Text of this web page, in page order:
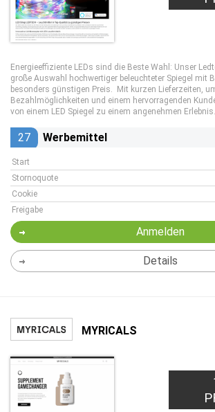
Energieeffiziente LEDs sind die Beste Wahl: Unser
große Auswahl hochwertiger beleuchteter Spiegel mit
besonders günstigen Preis. Mit kurzen Lieferzeiten,
Bezahlmöglichkeiten und einem hervorragenden
von einem LED Spiegel zu einem angenehmen Erlebnis.
27 Werbemittel
Start
Stornoquote
Cookie
Freigabe
Anmelden
Details
MYRICALS